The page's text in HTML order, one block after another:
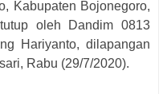
Kabupaten Bojonegoro,
oleh Dandim 0813
Hariyanto, dilapangan
Rabu (29/7/2020).